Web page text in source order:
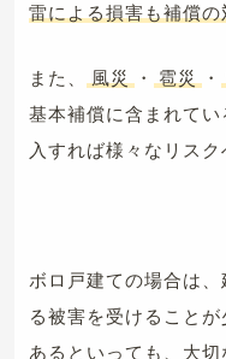
雷による損害も補償の
また、 風災 ・ 雹災 ・
基本補償に含まれて
入すれば様々なリスク
ボロ戸建ての場合は
る被害を受けること
あるといっても、大